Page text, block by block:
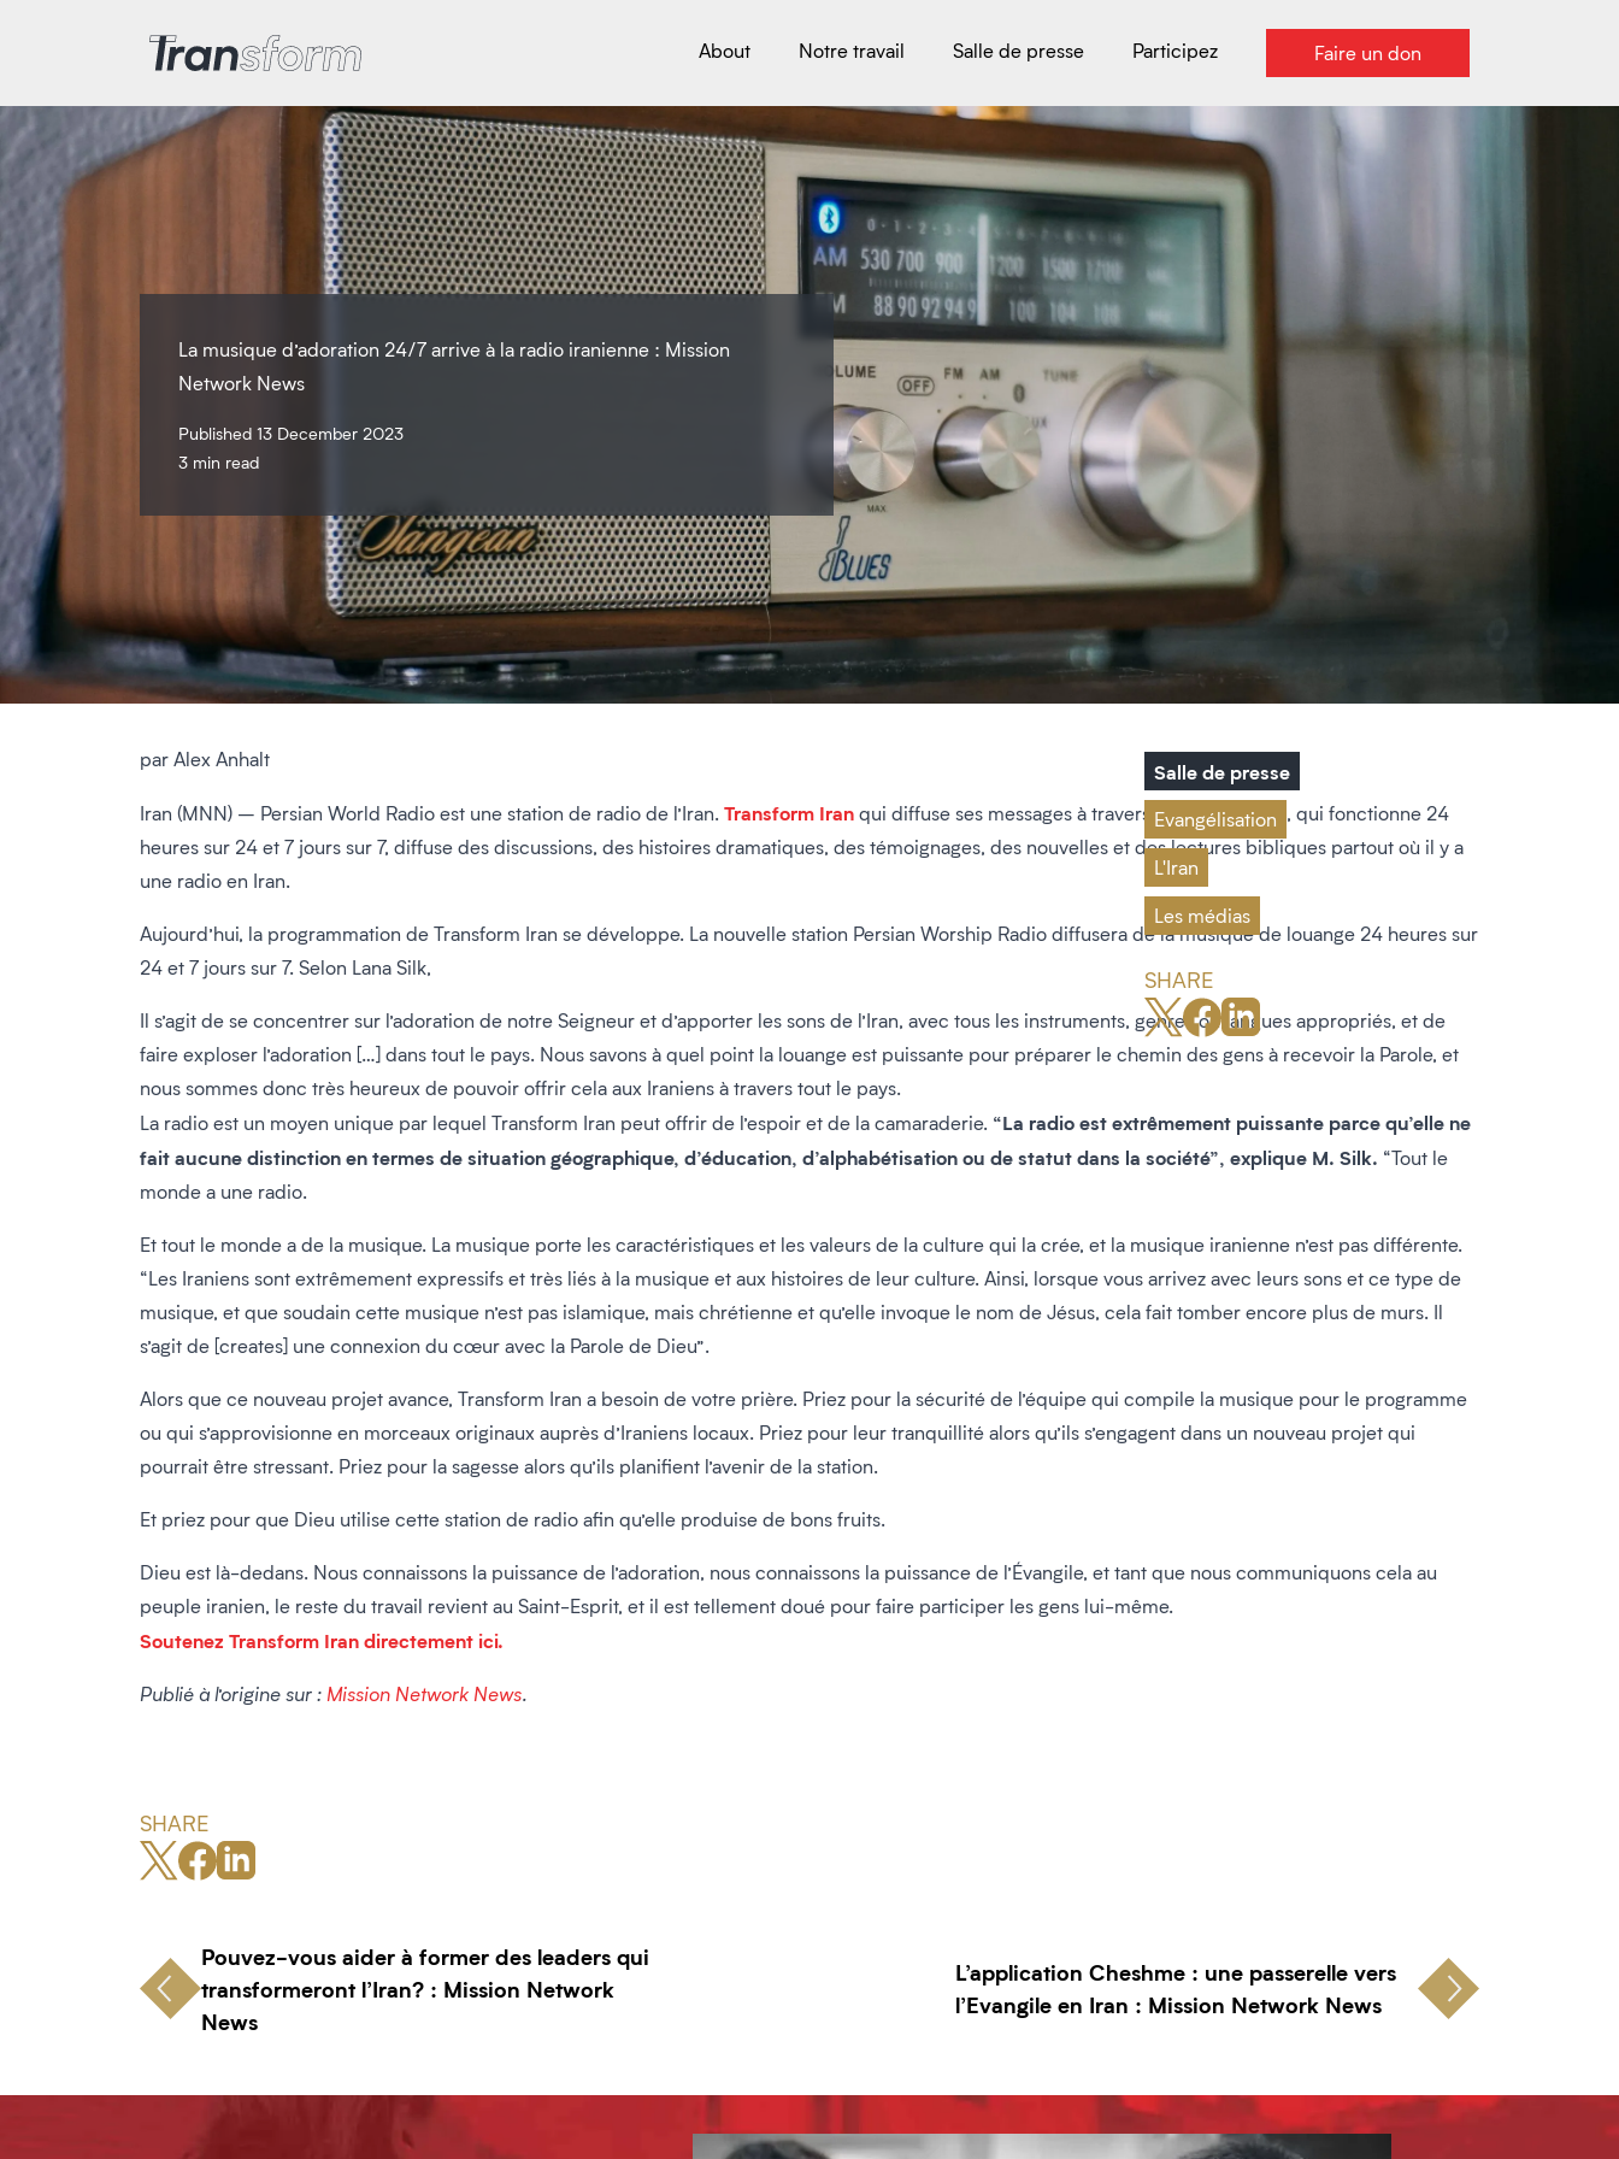
Transform Iran About Notre travail Salle de presse Participez Faire un don
La musique d’adoration 24/7 arrive à la radio iranienne : Mission
Network News
Published 13 December 2023
3 min read
par Alex Anhalt
Iran (MNN) – Persian World Radio est une station de radio de l’Iran. Transform Iranqui diffuse ses messages à travers l’Iran. La station, qui fonctionne 24
heures sur 24 et 7 jours sur 7, diffuse des discussions, des histoires dramatiques, des témoignages, des nouvelles et des lectures bibliques partout où il y a
une radio en Iran.
Aujourd’hui, la programmation de Transform Iran se développe. La nouvelle station Persian Worship Radio diffusera de la musique de louange 24 heures sur
24 et 7 jours sur 7. Selon Lana Silk,
Il s’agit de se concentrer sur l’adoration de notre Seigneur et d’apporter les sons de l’Iran, avec tous les instruments, genres ou langues appropriés, et de
faire exploser l’adoration […] dans tout le pays. Nous savons à quel point la louange est puissante pour préparer le chemin des gens à recevoir la Parole, et
nous sommes donc très heureux de pouvoir offrir cela aux Iraniens à travers tout le pays.
La radio est un moyen unique par lequel Transform Iran peut offrir de l’espoir et de la camaraderie. “La radio est extrêmement puissante parce qu’elle ne
fait aucune distinction en termes de situation géographique, d’éducation, d’alphabétisation ou de statut dans la société”, explique M. Silk. “Tout le
monde a une radio.
Et tout le monde a de la musique. La musique porte les caractéristiques et les valeurs de la culture qui la crée, et la musique iranienne n’est pas différente.
“Les Iraniens sont extrêmement expressifs et très liés à la musique et aux histoires de leur culture. Ainsi, lorsque vous arrivez avec leurs sons et ce type de
musique, et que soudain cette musique n’est pas islamique, mais chrétienne et qu’elle invoque le nom de Jésus, cela fait tomber encore plus de murs. Il
s’agit de [creates] une connexion du cœur avec la Parole de Dieu”.
Alors que ce nouveau projet avance, Transform Iran a besoin de votre prière. Priez pour la sécurité de l’équipe qui compile la musique pour le programme
ou qui s’approvisionne en morceaux originaux auprès d’Iraniens locaux. Priez pour leur tranquillité alors qu’ils s’engagent dans un nouveau projet qui
pourrait être stressant. Priez pour la sagesse alors qu’ils planifient l’avenir de la station.
Et priez pour que Dieu utilise cette station de radio afin qu’elle produise de bons fruits.
Dieu est là-dedans. Nous connaissons la puissance de l’adoration, nous connaissons la puissance de l’Évangile, et tant que nous communiquons cela au
peuple iranien, le reste du travail revient au Saint-Esprit, et il est tellement doué pour faire participer les gens lui-même.
Soutenez Transform Iran directement ici.
Publié à l’origine sur : Mission Network News.
Salle de presse
Evangélisation
L'Iran
Les médias
SHARE
SHARE
Pouvez-vous aider à former des leaders qui
transformeront l’Iran? : Mission Network
News
L’application Cheshme : une passerelle vers
l’Evangile en Iran : Mission Network News